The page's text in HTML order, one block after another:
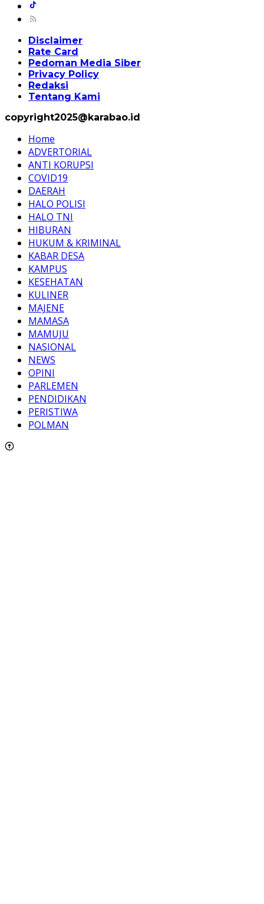
Disclaimer
Rate Card
Pedoman Media Siber
Privacy Policy
Redaksi
Tentang Kami
copyright2025@karabao.id
Home
ADVERTORIAL
ANTI KORUPSI
COVID19
DAERAH
HALO POLISI
HALO TNI
HIBURAN
HUKUM & KRIMINAL
KABAR DESA
KAMPUS
KESEHATAN
KULINER
MAJENE
MAMASA
MAMUJU
NASIONAL
NEWS
OPINI
PARLEMEN
PENDIDIKAN
PERISTIWA
POLMAN